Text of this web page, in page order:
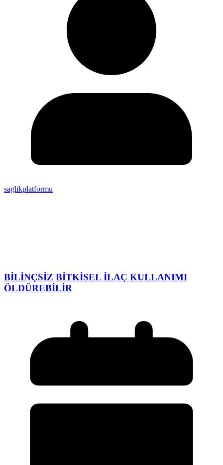
saglikplatformu
BİLİNÇSİZ BİTKİSEL İLAÇ KULLANIMI
ÖLDÜREBİLİR